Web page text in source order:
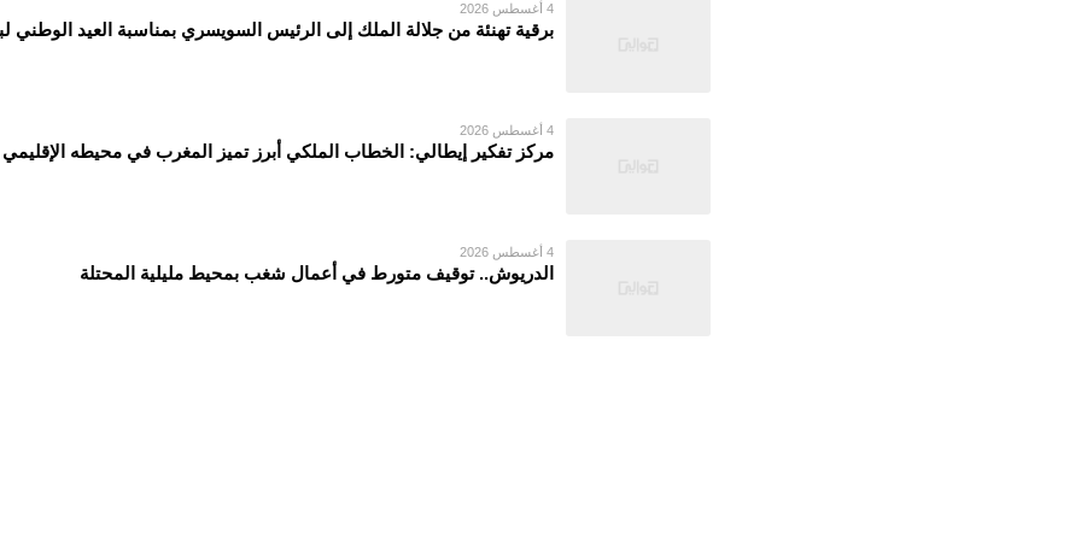
4 أغسطس 2026
برقية تهنئة من جلالة الملك إلى الرئيس السويسري بمناسبة العيد الوطني
4 أغسطس 2026
مركز تفكير إيطالي: الخطاب الملكي أبرز تميز المغرب في محيطه الإقليمي
4 أغسطس 2026
الدريوش.. توقيف متورط في أعمال شغب بمحيط مليلية المحتلة